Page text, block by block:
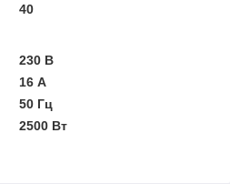
40
230 В
16 А
50 Гц
2500 Вт